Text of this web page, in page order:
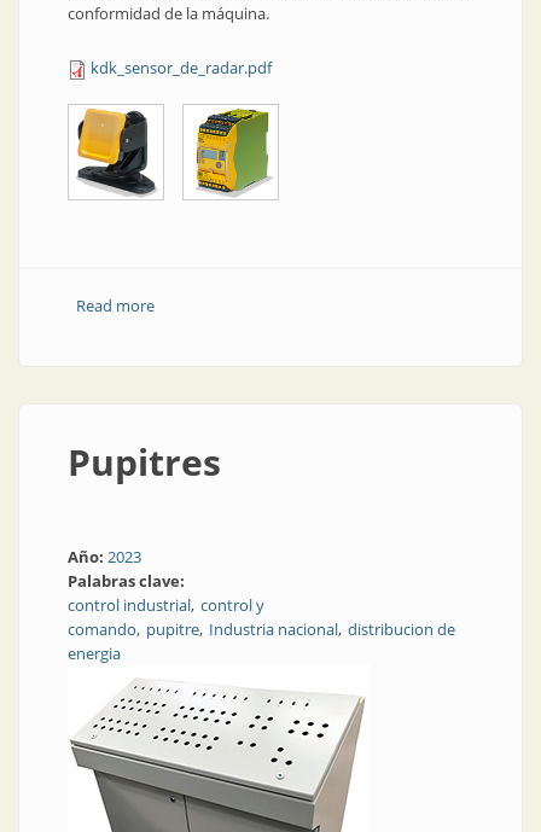
conformidad de la máquina.
kdk_sensor_de_radar.pdf
Read moreabout Sensor de radar
Pupitres
Año: 2023
Palabras clave:
control industrial control y
comando pupitre Industria nacional distribucion de
energia